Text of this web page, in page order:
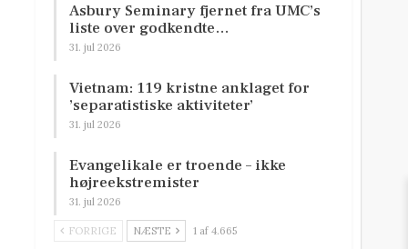
Asbury Seminary fjernet fra UMC’s
liste over godkendte…
31. jul 2026
Vietnam: 119 kristne anklaget for
’separatistiske aktiviteter’
31. jul 2026
Evangelikale er troende – ikke
højreekstremister
31. jul 2026
FORRIGE NÆSTE 1 af 4.665